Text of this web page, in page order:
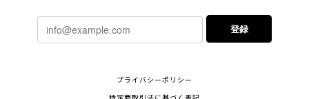
登録
プライバシーポリシー